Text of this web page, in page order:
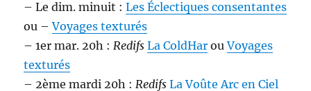
– Le dim. minuit :Les Éclectiques consentantes
ou –Voyages texturés
– 1er mar. 20h :Redifs La ColdHar ouVoyages
texturés
– 2ème mardi 20h :Redifs La Voûte Arc en Ciel